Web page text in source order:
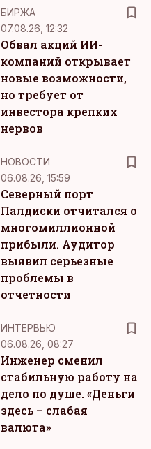
БИРЖА
07.08.26, 12:32
Обвал акций ИИ-
компаний открывает
новые возможности,
но требует от
инвестора крепких
нервов
НОВОСТИ
06.08.26, 15:59
Северный порт
Палдиски отчитался о
многомиллионной
прибыли. Аудитор
выявил серьезные
проблемы в
отчетности
ИНТЕРВЬЮ
06.08.26, 08:27
Инженер сменил
стабильную работу на
дело по душе. «Деньги
здесь – слабая
валюта»